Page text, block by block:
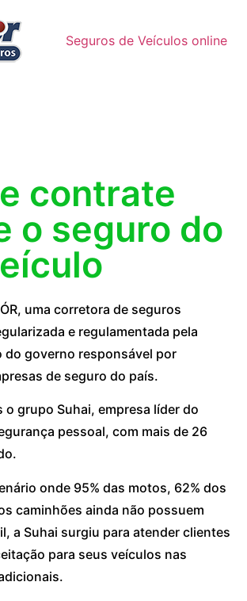
Seguros de Veículos online
contrate
o seguro do
uma corretora de seguros
e regulamentada pela
do governo responsável por
de seguro do país.
o grupo Suhai, empresa líder do
pessoal, com mais de 26
onde 95% das motos, 62% dos
caminhões ainda não possuem
a Suhai surgiu para atender clientes
para seus veículos nas